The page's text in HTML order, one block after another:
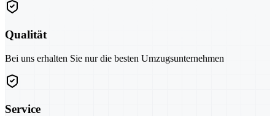
Qualität
Bei uns erhalten Sie nur die besten Umzugsunternehmen
Service